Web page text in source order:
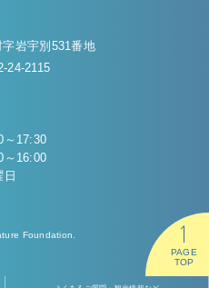
岩宇別531番地
24-2115
17:30
16:00
Foundation.
PAGE
TOP